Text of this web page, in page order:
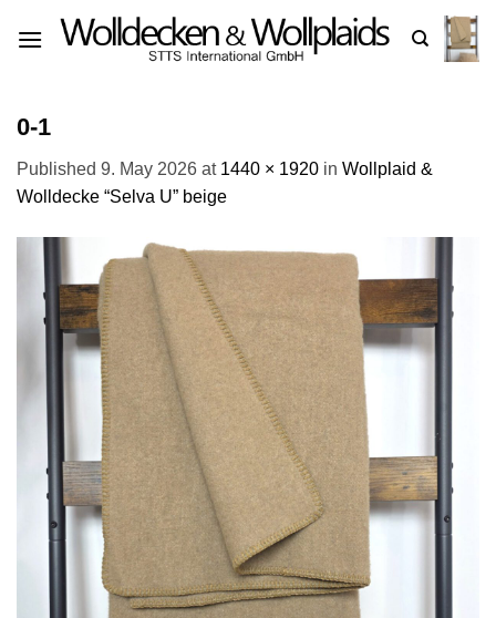
0-1
Published 9. May 2026 at 1440 × 1920 in Wollplaid &
Wolldecke “Selva U” beige